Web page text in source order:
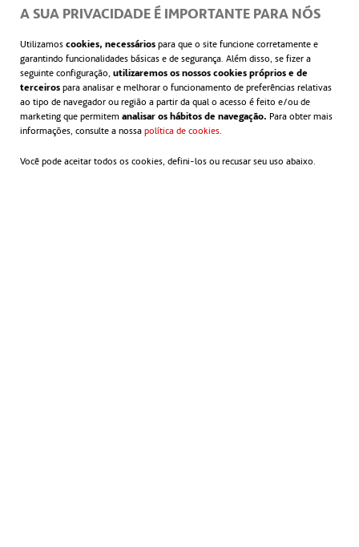
A SUA PRIVACIDADE É IMPORTANTE PARA NÓS
Utilizamos cookies, necessários para que o site funcione corretamente e
garantindo funcionalidades básicas e de segurança. Além disso, se fizer a
seguinte configuração, utilizaremos os nossos cookies próprios e de
terceiros para analisar e melhorar o funcionamento de preferências relativas
ao tipo de navegador ou região a partir da qual o acesso é feito e/ou de
marketing que permitem analisar os hábitos de navegação. Para obter mais
informações, consulte a nossa política de cookies
Você pode aceitar todos os cookies, defini-los ou recusar seu uso abaixo.